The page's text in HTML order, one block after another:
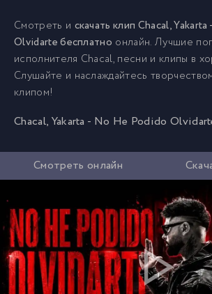
Смотреть и скачать клип Chacal,
Olvidarte бесплатно онлайн. Лучшие
исполнителя Chacal, песни и клипы в
Слушайте и наслаждайтесь
клипом!
Chacal, Yakarta - No He Podido
Смотреть онлайн